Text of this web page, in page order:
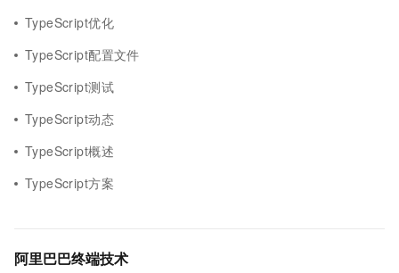
TypeScript优化
TypeScript配置文件
TypeScript测试
TypeScript动态
TypeScript概述
TypeScript方案
阿里巴巴终端技术